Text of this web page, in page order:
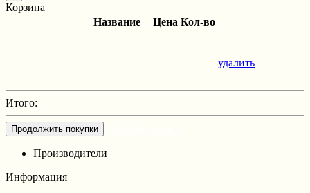
Корзина
Название
Цена Кол-во
удалить
Итого:
Продолжить покупки
Производители
Информация